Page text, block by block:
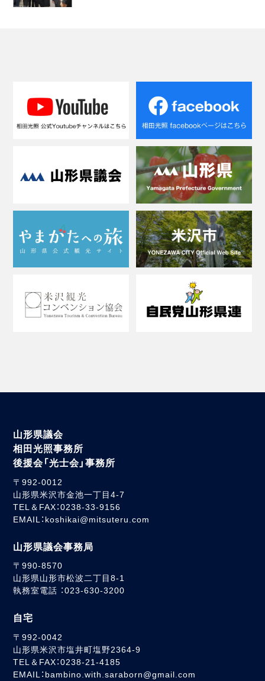
山形県議会
相田光照事務所
後援会「光士会」事務所
〒992-0012
山形県米沢市金池一丁目4-7
TEL＆FAX：0238-33-9156
EMAIL：koshikai@mitsuteru.com
山形県議会事務局
〒990-8570
山形県山形市松波二丁目8-1
執務室電話 ：023-630-3200
自宅
〒992-0042
山形県米沢市塩井町塩野2364-9
TEL＆FAX：0238-21-4185
EMAIL：bambino.with.saraborn@gmail.com